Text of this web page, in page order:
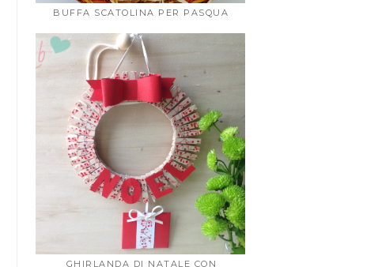
BUFFA SCATOLINA PER PASQUA
GHIRLANDA DI NATALE CON